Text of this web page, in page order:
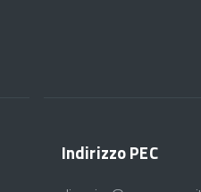
Indirizzo PEC